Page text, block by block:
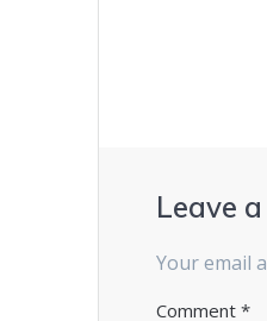
Leave
Your email
Comment*